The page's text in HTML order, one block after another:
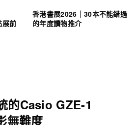
前
香港書展2026｜30本不能錯過
的年度讀物推介
的Casio GZE-1
無難度